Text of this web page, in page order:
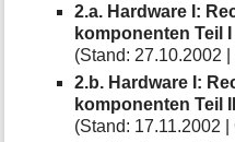
2.a. Hardware I:
komponenten Teil I
(Stand: 27.10.2002
2.b. Hardware I:
komponenten Teil II
(Stand: 17.11.2002